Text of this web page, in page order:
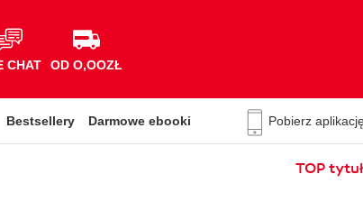
CHAT OD O,OOZŁ
Bestsellery Darmowe ebooki Pobierz
TOP